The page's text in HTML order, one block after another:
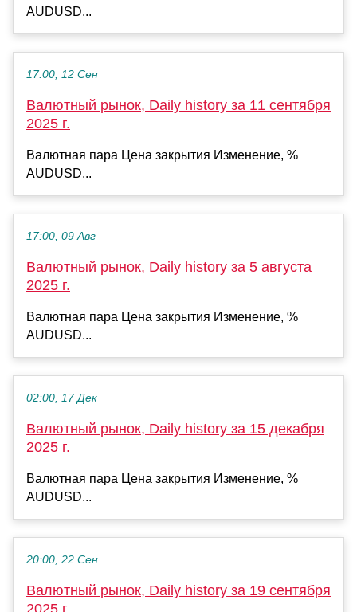
AUDUSD...
17:00, 12 Сен
Валютный рынок, Daily history за 11 сентября
2025 г.
Валютная пара Цена закрытия Изменение, %
AUDUSD...
17:00, 09 Авг
Валютный рынок, Daily history за 5 августа
2025 г.
Валютная пара Цена закрытия Изменение, %
AUDUSD...
02:00, 17 Дек
Валютный рынок, Daily history за 15 декабря
2025 г.
Валютная пара Цена закрытия Изменение, %
AUDUSD...
20:00, 22 Сен
Валютный рынок, Daily history за 19 сентября
2025 г.